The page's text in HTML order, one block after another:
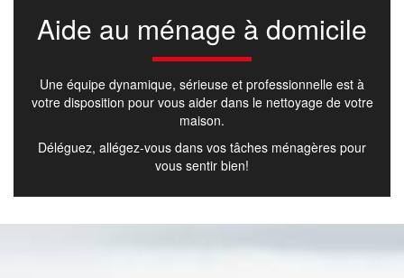
Aide au ménage à domicile
Une équipe dynamique, sérieuse et professionnelle est à
votre disposition pour vous aider dans le nettoyage de votre
maison.
Déléguez, allégez-vous dans vos tâches ménagères pour
vous sentir bien!